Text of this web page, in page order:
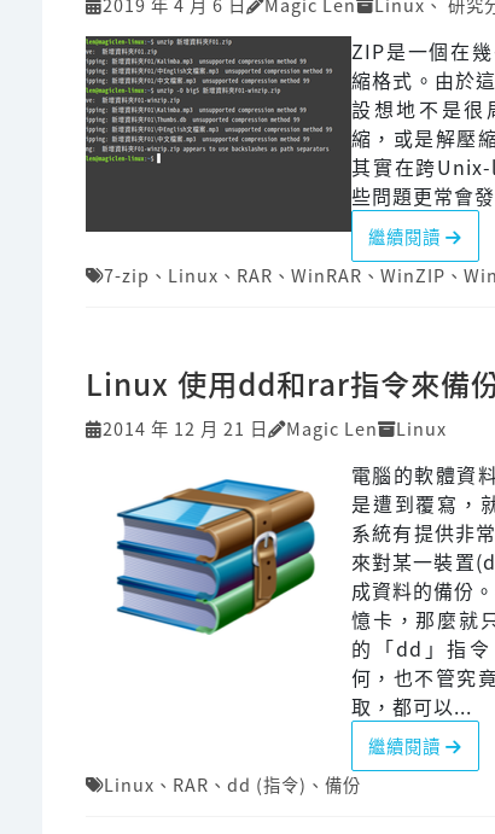
ZIP是一個在
縮格式。由於
設想地不是很
縮，或是解壓
其實在跨
些問題更常會發
繼續閱讀
7-zip 、 Linux 、 RAR 、 WinRAR 、 WinZIP 、
Linux 使用dd和rar指令來備
2014 年 12 月 21 日 Magic Len Linux
電腦的軟體資
是遭到覆寫，
系統有提供非
來對某一裝置
成資料的備份
憶卡，那麼就
的「dd」指
何，也不管究
取，都可以...
繼續閱讀
Linux 、 RAR 、 dd (指令) 、 備份